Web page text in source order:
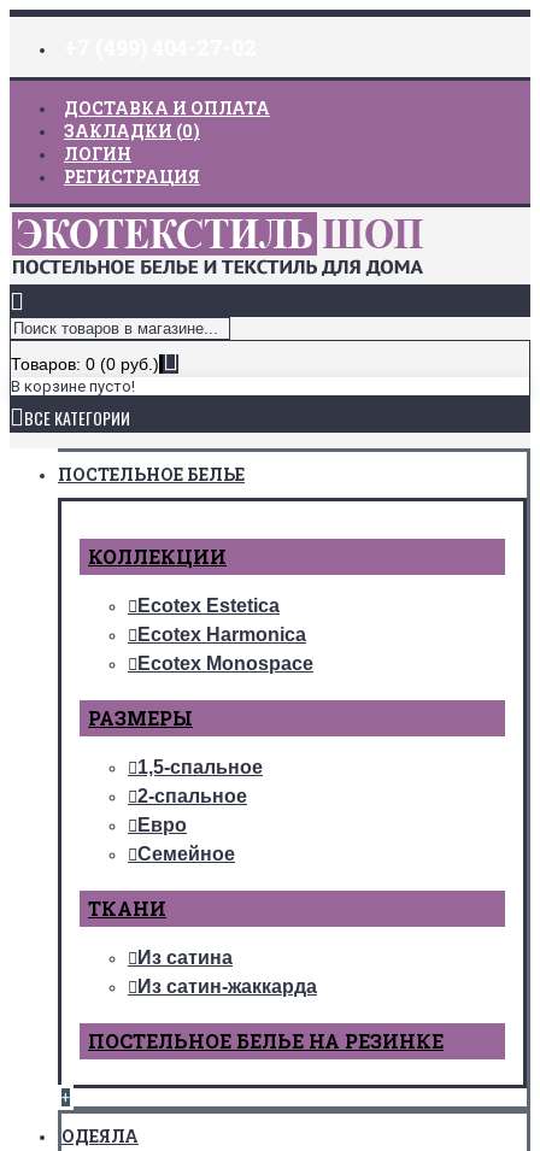
ДОСТАВКА И ОПЛАТА
ЗАКЛАДКИ (0)
ЛОГИН
РЕГИСТРАЦИЯ
Товаров: 0 (0 руб.)
В корзине пусто!
ВСЕ КАТЕГОРИИ
ПОСТЕЛЬНОЕ БЕЛЬЕ
КОЛЛЕКЦИИ
Ecotex Estetica
Ecotex Harmonica
Ecotex Monospace
РАЗМЕРЫ
1,5-спальное
2-спальное
Евро
Семейное
ТКАНИ
Из сатина
Из сатин-жаккарда
ПОСТЕЛЬНОЕ БЕЛЬЕ НА РЕЗИНКЕ
+
ОДЕЯЛА